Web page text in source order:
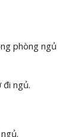
phòng ngủ
đi ngủ.